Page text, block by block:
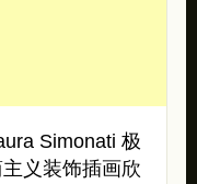
Simonati 极
义装饰插画欣